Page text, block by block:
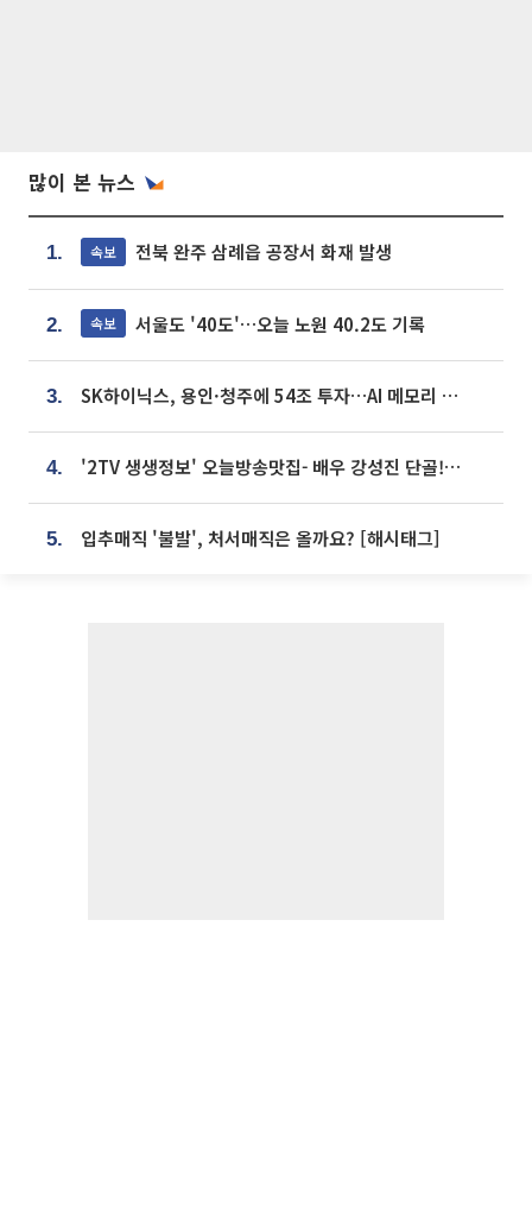
많이 본 뉴스
1. 속보 전북 완주 삼례읍 공장서 화재 발생
2. 속보 서울도 '40도'…오늘 노원 40.2도 기록
3. SK하이닉스, 용인·청주에 54조 투자…AI 메모리 생산기지 키운다
4. '2TV 생생정보' 오늘방송맛집- 배우 강성진 단골! 쌀국수ㆍ푸팟퐁 커리 맛집 '블○○○'
5. 입추매직 '불발', 처서매직은 올까요? [해시태그]